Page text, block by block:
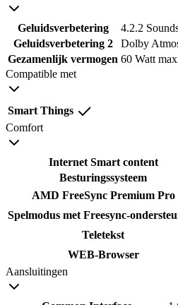
Geluidsverbetering
4.2.2
Geluidsverbetering 2
Dolby
Gezamenlijk vermogen 60 Watt
Compatible met
Smart Things
Comfort
Internet Smart content
Besturingssysteem
AMD FreeSync Premium Pro
Spelmodus met Freesync-
Teletekst
WEB-Browser
Aansluitingen